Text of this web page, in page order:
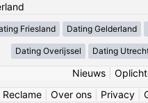
Friesland Dating Gelderland
Dating Overijssel Dating
Nieuws|
Reclame Over ons Privacy